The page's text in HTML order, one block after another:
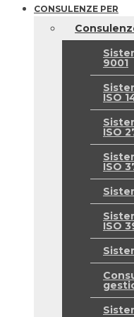
CONSULENZE PER
9001
ISO
ISO
ISO
ISO